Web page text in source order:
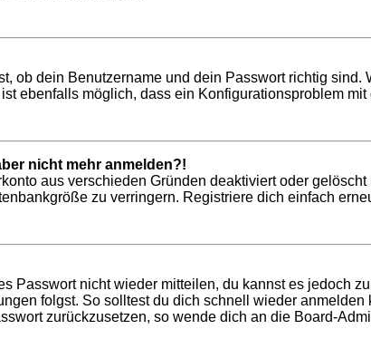
ob dein Benutzername und dein Passwort richtig
ebenfalls möglich, dass ein Konfigurationsproblem
nicht mehr anmelden?!
aus verschieden Gründen deaktiviert oder
zu verringern. Registriere dich einfach
Passwort nicht wieder mitteilen, du kannst es jedoch
folgst. So solltest du dich schnell wieder anmelden
zurückzusetzen, so wende dich an die Board-